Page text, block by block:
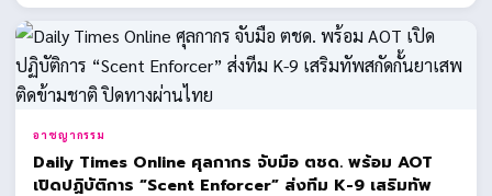
อาชญากรรม
Daily Times Online ศุลกากร จับมือ ตชด. พร้อม AOT
เปิดปฏิบัติการ “Scent Enforcer” ส่งทีม K-9 เสริมทัพ